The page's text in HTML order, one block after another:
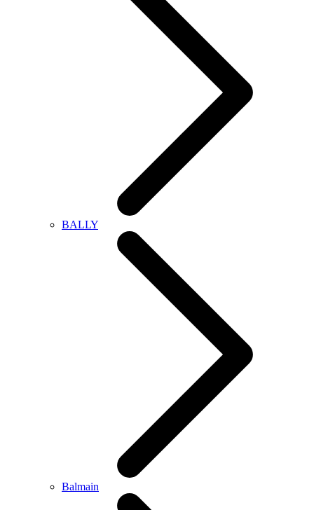
BALLY
Balmain